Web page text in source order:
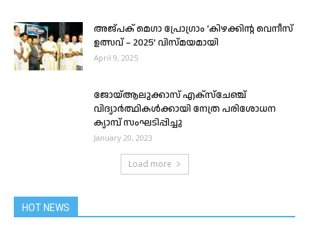
അജ്പക് മെഗാ പ്രോഗ്രാം ‘കിഴക്കിന്റ വെനീസ്
ഉത്സവ് – 2025’ വിസ്മയമായി
April 9, 2025
ജോയ്ആലുക്കാസ് എക്സ്ചേഞ്ച്
വിദ്യാർത്ഥികൾക്കായി നേത്ര പരിശോധന
ക്യാമ്പ് സംഘടിപ്പിച്ചു
January 20, 2023
Load more
HOT NEWS